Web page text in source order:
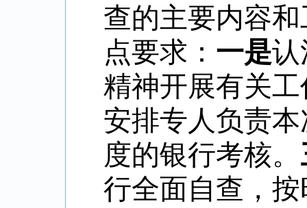
查的主要内容
点要求： 一是认
精神开展有关
安排专人负责
度的银行考核。
行全面自查，